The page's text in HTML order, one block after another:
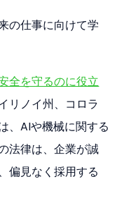
の仕事に向けて学
全を守るのに役立
リノイ州、コロラ
、AIや機械に関する
法律は、企業が誠
、偏見なく採用する